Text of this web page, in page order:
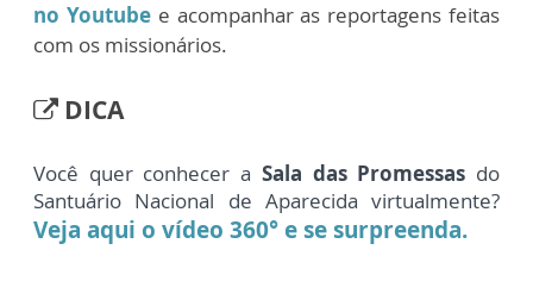
no Youtube e acompanhar as reportagens feitas
com os missionários.
DICA
Você quer conhecer a Sala das Promessas do
Santuário Nacional de Aparecida virtualmente?
Veja aqui o vídeo 360° e se surpreenda.